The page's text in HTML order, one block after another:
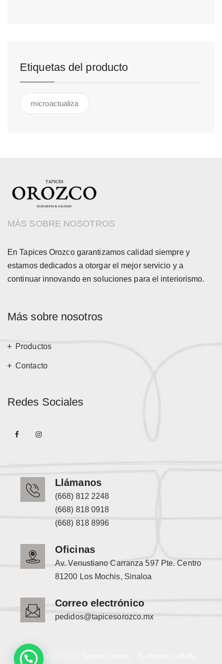
Etiquetas del producto
microactualiza
MÁS SOBRE NOSOTROS
En Tapices Orozco garantizamos calidad siempre y
estamos dedicados a otorgar el mejor servicio y a
continuar innovando en soluciones para el interiorismo.
Más sobre nosotros
Productos
Contacto
Redes Sociales
Llámanos
(668) 812 2248
(668) 818 0918
(668) 818 8996
Oficinas
Av. Venustiano Carranza 597 Pte. Centro
81200 Los Mochis, Sinaloa
Correo electrónico
pedidos@tapicesorozco.mx
Copyright © 2026